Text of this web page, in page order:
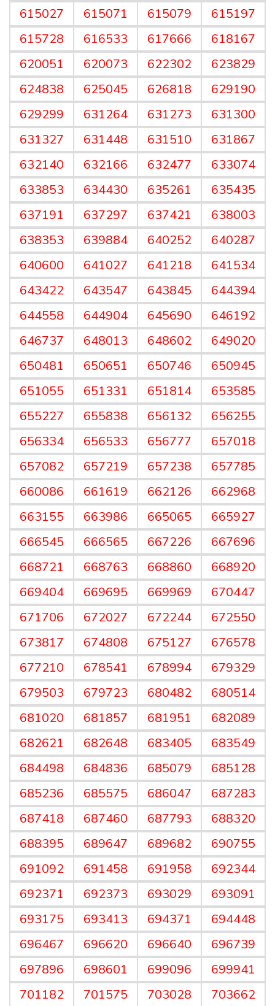
615027
615071 615079
615197
615728
616533 617666
618167
620051
620073 622302
623829
624838
625045 626818
629190
629299
631264 631273
631300
631327
631448 631510
631867
632140
632166 632477
633074
633853
634430 635261
635435
637191
637297 637421
638003
638353
639884 640252
640287
640600
641027 641218
641534
643422
643547 643845
644394
644558
644904 645690
646192
646737
648013 648602
649020
650481
650651 650746
650945
651055
651331 651814
653585
655227
655838 656132
656255
656334
656533 656777
657018
657082
657219 657238
657785
660086
661619 662126
662968
663155
663986 665065
665927
666545
666565 667226
667696
668721
668763 668860
668920
669404
669695 669969
670447
671706
672027 672244
672550
673817
674808 675127
676578
677210
678541 678994
679329
679503
679723 680482
680514
681020
681857 681951
682089
682621
682648 683405
683549
684498
684836 685079
685128
685236
685575 686047
687283
687418
687460 687793
688320
688395
689647 689682
690755
691092
691458 691958
692344
692371
692373 693029
693091
693175
693413 694371
694448
696467
696620 696640
696739
697896
698601 699096
699941
701182
701575 703028 703662